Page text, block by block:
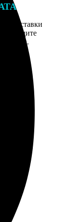
доставки
введите